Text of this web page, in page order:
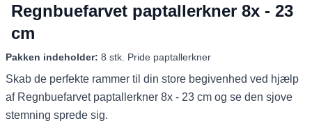
Regnbuefarvet paptallerkner 8x - 23
cm
Pakken indeholder: 8 stk. Pride paptallerkner
Skab de perfekte rammer til din store begivenhed ved hjælp
af Regnbuefarvet paptallerkner 8x - 23 cm og se den sjove
stemning sprede sig.